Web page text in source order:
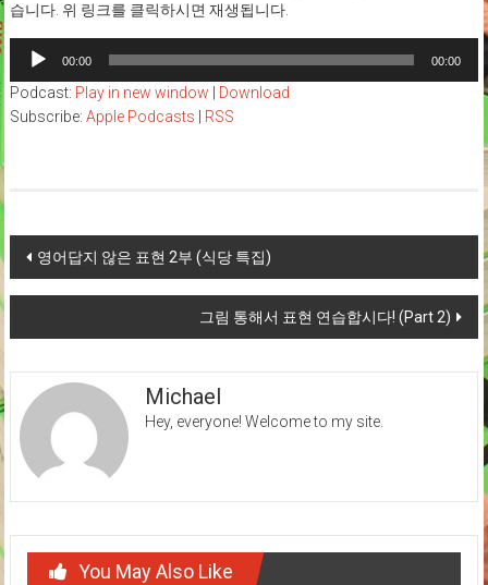
습니다. 위 링크를 클릭하시면 재생됩니다.
Audio
Player
00:00 00:00
Podcast: Play in new window
Download
Subscribe: Apple Podcasts RSS
Post
navigation
영어답지 않은 표현 2부 (식당 특집)
그림 통해서 표현 연습합시다! (Part 2)
Michael
Hey, everyone! Welcome to my site.
You May Also Like